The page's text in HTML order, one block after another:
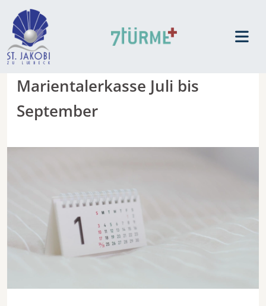
Marientalerkasse Juli bis
September